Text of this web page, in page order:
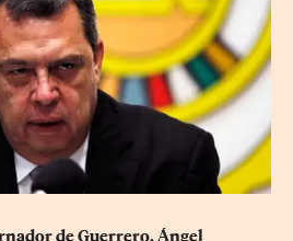
de Guerrero, Ángel